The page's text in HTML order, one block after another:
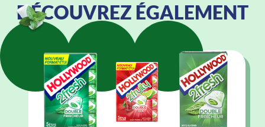
DÉCOUVREZ ÉGALEMENT